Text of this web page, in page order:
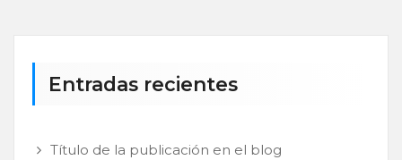
Entradas recientes
Título de la publicación en el blog